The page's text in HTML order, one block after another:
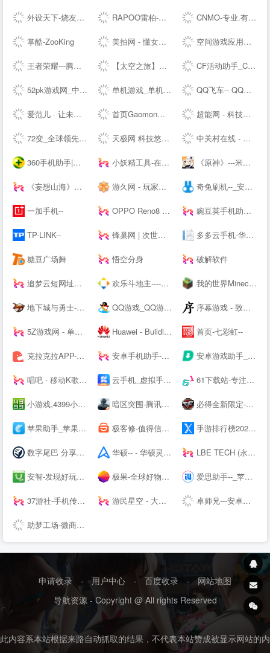
外设天下-烧友所爱 值得信赖(WWW.WSTX.COM) RAPOO雷柏-无线生活-雷柏科技 CNMO-专业.有趣的科技新媒体
掌酷-ZooKing 美拍网 - 懂女生，更好看！ 空间游戏应用中心-网页游戏|热门游戏|新游推荐
王者荣耀---腾讯游戏 【太空之旅】新版本爆料 - 和平精英----腾讯游戏 CF活动助手_CF装备助手_穿越火线活动一键领取 - --
52pk游戏网_中文游戏门户站 单机游戏_单机游戏下载_单机游戏门户_游侠网 QQ飞车-- QQ飞车---腾讯游戏-竞速网游王者 突破300万同时在线
爱范儿 · 让未来触手可及 首页Gaomon高漫 - 新一代数位板和数位屏，新的创作之旅 超能网 - 科技生活第一站
72变_全球领先的智能生活平台 天极网 科技悠生活.遇见新未来 中关村在线 - 大中华区专业IT网站 - The --luable and professional IT business website in Greater China
360手机助手|手机软件下载|手机游戏下载|安卓软件|安卓游戏|Android手机应用|手机主题壁纸下载|手机视频电影电视剧下载|手机小说杂志下载 小妖精工具-在线工具箱 《原神》---米哈游全新开放世界
《妄想山海》手游官方下载站_礼包领取_腾讯游戏 游久网 - 玩家喜爱的网络游戏资讯门户 - www.uuu9.com 奇兔刷机--_安卓Android刷机工具_一键完美刷机_ROOT软件
一加手机-- OPPO Reno8 系列 - 人像，从此得「芯」应手 | OPPO -- 豌豆荚手机助手-海量安卓APP应用与游戏免费下载
TP-LINK-- 锋巢网 | 次世代生活科技 多多云手机-华为云应用平台-你的另一台虚拟云端手机
糖豆广场舞 悟空分身 破解软件
追梦云短网址生成工具-页面跳转服务 欢乐斗地主----腾讯游戏 我的世界Minecraft中国版--——你想玩的，这里都有
地下城与勇士-DNF----腾讯游戏-格斗网游王者之作,500万同时在线 QQ游戏_QQ游戏大全_游戏下载_QQ游戏-- 序幕游戏 - 致力于打造一个绝对绿色，安全，简洁的单机游戏爱好者聚集地
5Z游戏网 - 单机游戏_单机游戏下载_单机游戏门户 Huawei - Building a Fully Connected, Intelligent World 首页-七彩虹--
克拉克拉APP-漫播APP-声咚APP-克拉克拉---漫播---声咚---克拉克拉直播-漫播广播剧-声咚问答匹配 安卓手机助手-PP助手-- 安卓游戏助手_好玩的安卓游戏免费下载-骑士助手--
唱吧 - 移动K歌神器 云手机_虚拟手机_手机模拟器-双子星 61下载站-专注免费软件下载、让你安全放心的下载
小游戏,4399小游戏,小游戏大全,双人小游戏大全 - www.4399.com 暗区突围-腾讯自研真硬核射击手游---腾讯游戏 必得全新限定-穿越火线---腾讯游戏
苹果助手_苹果手机助手_同步网络官方下载 极客修-值得信赖的上门维修平台|手机维修|电脑维修|家电维修清洗 手游排行榜2021前十名_热门好玩的手游推荐_最新手机游戏APP下载 - 续航之家
数字尾巴 分享美好数字生活 华硕-- - 华硕灵耀X双屏Pro 2022新品上市,12期免息,晒单好礼! LBE TECH (永杨安风) - 全球安卓技术先锋
安智-发现好玩的【安智--】 极果-全球好物消费推荐平台 爱思助手--_苹果助手_苹果刷机助手_苹果越狱助手
37游社-手机传奇类游戏下载-手机游戏排行榜-安卓游戏下载-免费iOS手游排行榜-游戏攻略网-手机应用下载 游民星空 - 大型单机游戏门户 提供特色单机游戏资讯、下载 卓师兄---安卓数据恢复大师、微信好友恢复、微信聊天记录删除了怎么恢复
助梦工场-微商水印相机，微脉圈，微脉输入法
申请收录 - 用户中心 - 百度收录 -
网站地图
导航资源 - Copyright @ All rights Reserved
此内容系本站根据来路自动抓取的结果，不代表本站赞成被显示网站的内